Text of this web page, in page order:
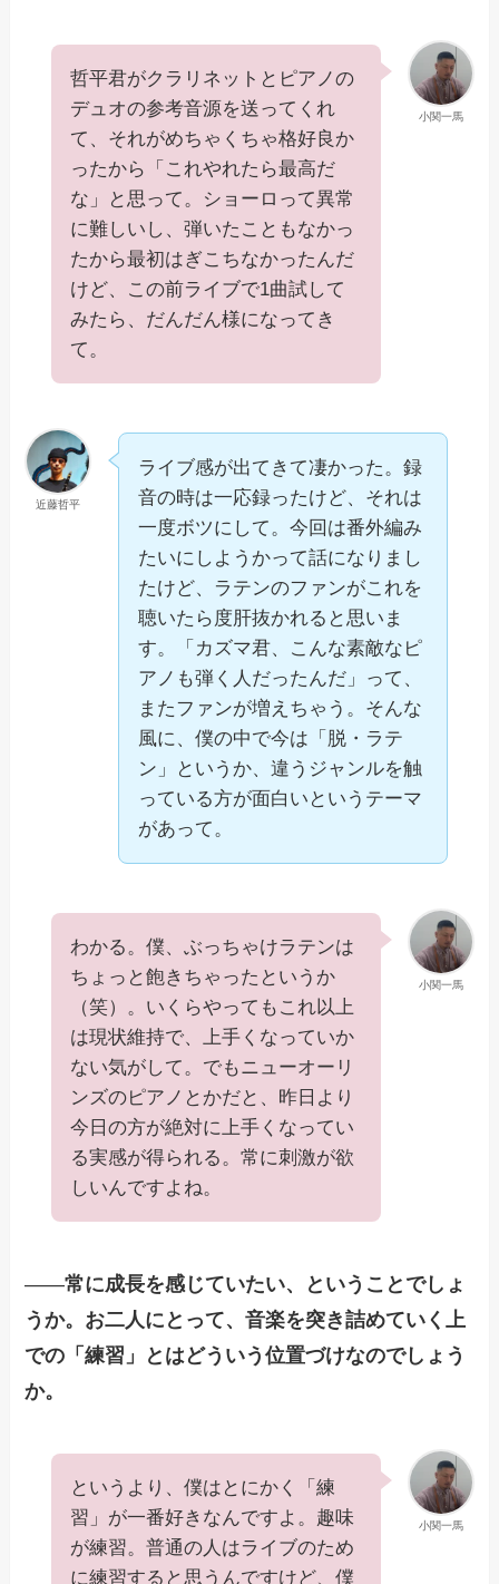
小関一馬
哲平君がクラリネットとピアノの
デュオの参考音源を送ってくれ
て、それがめちゃくちゃ格好良か
ったから「これやれたら最高だ
な」と思って。ショーロって異常
に難しいし、弾いたこともなかっ
たから最初はぎこちなかったんだ
けど、この前ライブで1曲試して
みたら、だんだん様になってき
て。
近藤哲平
ライブ感が出てきて凄かった。録
音の時は一応録ったけど、それは
一度ボツにして。今回は番外編み
たいにしようかって話になりまし
たけど、ラテンのファンがこれを
聴いたら度肝抜かれると思いま
す。「カズマ君、こんな素敵なピ
アノも弾く人だったんだ」って、
またファンが増えちゃう。そんな
風に、僕の中で今は「脱・ラテ
ン」というか、違うジャンルを触
っている方が面白いというテーマ
があって。
小関一馬
わかる。僕、ぶっちゃけラテンは
ちょっと飽きちゃったというか
（笑）。いくらやってもこれ以上
は現状維持で、上手くなっていか
ない気がして。でもニューオーリ
ンズのピアノとかだと、昨日より
今日の方が絶対に上手くなってい
る実感が得られる。常に刺激が欲
しいんですよね。
——常に成長を感じていたい、ということでしょ
うか。お二人にとって、音楽を突き詰めていく上
での「練習」とはどういう位置づけなのでしょう
か。
小関一馬
というより、僕はとにかく「練
習」が一番好きなんですよ。趣味
が練習。普通の人はライブのため
に練習すると思うんですけど、僕